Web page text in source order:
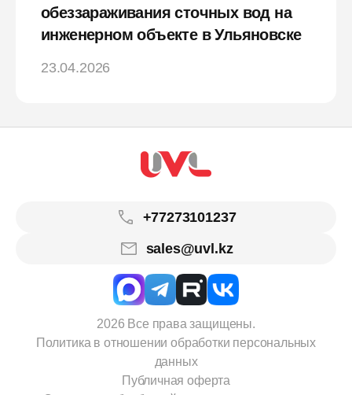
обеззараживания сточных вод на
инженерном объекте в Ульяновске
23.04.2026
+77273101237
sales@uvl.kz
2026 Все права защищены.
Политика в отношении обработки персональных
данных
Публичная оферта